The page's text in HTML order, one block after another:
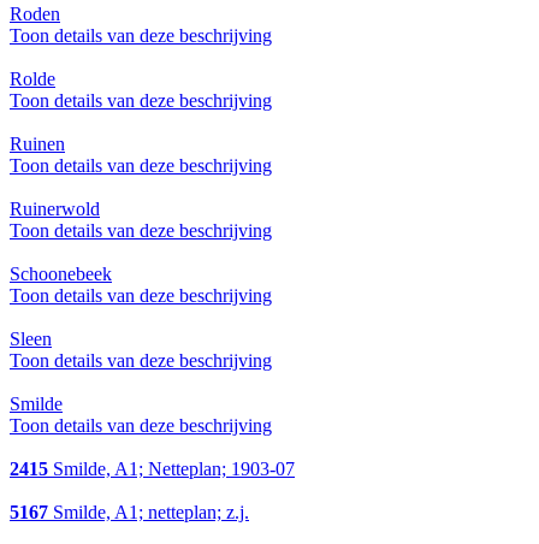
Roden
Toon details van deze beschrijving
Rolde
Toon details van deze beschrijving
Ruinen
Toon details van deze beschrijving
Ruinerwold
Toon details van deze beschrijving
Schoonebeek
Toon details van deze beschrijving
Sleen
Toon details van deze beschrijving
Smilde
Toon details van deze beschrijving
2415 Smilde, A1; Netteplan; 1903-07
5167 Smilde, A1; netteplan; z.j.